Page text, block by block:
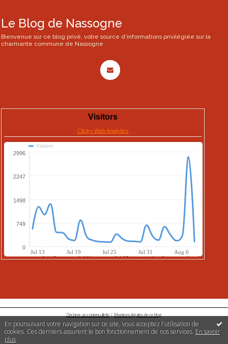
En poursuivant votre navigation sur ce site, vous acceptez l'utilisation de
cookies. Ces derniers assurent le bon fonctionnement de nos services. En savoir
plus.
Le Blog de Nassogne
Bienvenue sur ce blog privé, votre source d'informations privilégiée sur la
charmante commune de Nassogne
Déclarer un contenu illicite | Mentions légales de ce blog